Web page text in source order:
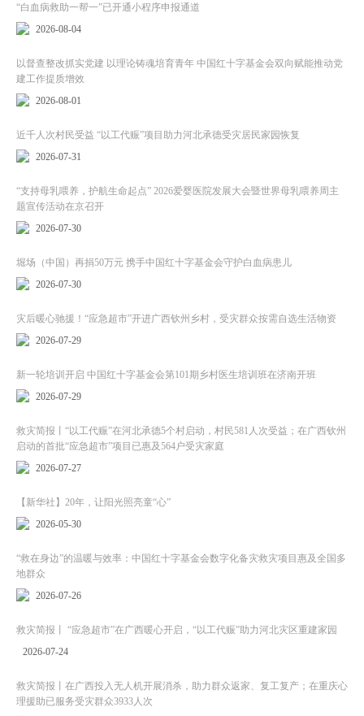
“白血病救助一帮一”已开通小程序申报通道
2026-08-04
以督查整改抓实党建 以理论铸魂培育青年 中国红十字基金会双向赋能推动党
建工作提质增效
2026-08-01
近千人次村民受益 “以工代赈”项目助力河北承德受灾居民家园恢复
2026-07-31
“支持母乳喂养，护航生命起点” 2026爱婴医院发展大会暨世界母乳喂养周主
题宣传活动在京召开
2026-07-30
堀场（中国）再捐50万元 携手中国红十字基金会守护白血病患儿
2026-07-30
灾后暖心驰援！“应急超市”开进广西钦州乡村，受灾群众按需自选生活物资
2026-07-29
新一轮培训开启 中国红十字基金会第101期乡村医生培训班在济南开班
2026-07-29
救灾简报丨“以工代赈”在河北承德5个村启动，村民581人次受益；在广西钦州
启动的首批“应急超市”项目已惠及564户受灾家庭
2026-07-27
【新华社】20年，让阳光照亮童“心”
2026-05-30
“救在身边”的温暖与效率：中国红十字基金会数字化备灾救灾项目惠及全国多
地群众
2026-07-26
救灾简报丨 “应急超市”在广西暖心开启，“以工代赈”助力河北灾区重建家园
2026-07-24
救灾简报丨在广西投入无人机开展消杀，助力群众返家、复工复产；在重庆心
理援助已服务受灾群众3933人次